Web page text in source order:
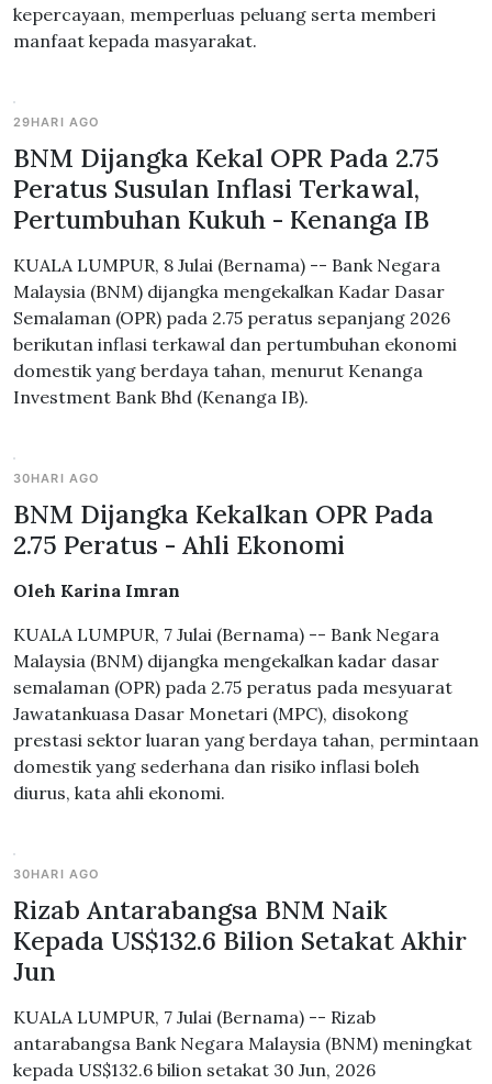
kepercayaan, memperluas peluang serta memberi
manfaat kepada masyarakat.
29HARI AGO
BNM Dijangka Kekal OPR Pada 2.75
Peratus Susulan Inflasi Terkawal,
Pertumbuhan Kukuh - Kenanga IB
KUALA LUMPUR, 8 Julai (Bernama) -- Bank Negara
Malaysia (BNM) dijangka mengekalkan Kadar Dasar
Semalaman (OPR) pada 2.75 peratus sepanjang 2026
berikutan inflasi terkawal dan pertumbuhan ekonomi
domestik yang berdaya tahan, menurut Kenanga
Investment Bank Bhd (Kenanga IB).
30HARI AGO
BNM Dijangka Kekalkan OPR Pada
2.75 Peratus - Ahli Ekonomi
Oleh Karina Imran
KUALA LUMPUR, 7 Julai (Bernama) -- Bank Negara
Malaysia (BNM) dijangka mengekalkan kadar dasar
semalaman (OPR) pada 2.75 peratus pada mesyuarat
Jawatankuasa Dasar Monetari (MPC), disokong
prestasi sektor luaran yang berdaya tahan, permintaan
domestik yang sederhana dan risiko inflasi boleh
diurus, kata ahli ekonomi.
30HARI AGO
Rizab Antarabangsa BNM Naik
Kepada US$132.6 Bilion Setakat Akhir
Jun
KUALA LUMPUR, 7 Julai (Bernama) -- Rizab
antarabangsa Bank Negara Malaysia (BNM) meningkat
kepada US$132.6 bilion setakat 30 Jun, 2026